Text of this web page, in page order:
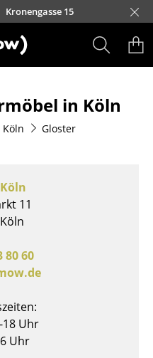
Kronengasse 15
in Köln
Köln Gloster
11
80 60
18 Uhr
Uhr